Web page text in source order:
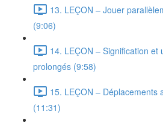
13. LEÇON – Jouer
(9:06)
14. LEÇON – Signification et
prolongés (9:58)
15. LEÇON – Déplacements
(11:31)